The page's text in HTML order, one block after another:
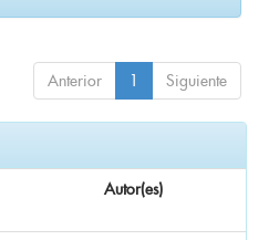
Anterior 1 Siguiente
Autor(es)